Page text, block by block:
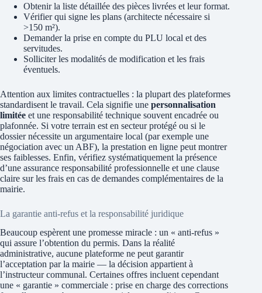
Obtenir la liste détaillée des pièces livrées et leur format.
Vérifier qui signe les plans (architecte nécessaire si
>150 m²).
Demander la prise en compte du PLU local et des
servitudes.
Solliciter les modalités de modification et les frais
éventuels.
Attention aux limites contractuelles : la plupart des plateformes
standardisent le travail. Cela signifie une personnalisation
limitée et une responsabilité technique souvent encadrée ou
plafonnée. Si votre terrain est en secteur protégé ou si le
dossier nécessite un argumentaire local (par exemple une
négociation avec un ABF), la prestation en ligne peut montrer
ses faiblesses. Enfin, vérifiez systématiquement la présence
d’une assurance responsabilité professionnelle et une clause
claire sur les frais en cas de demandes complémentaires de la
mairie.
La garantie anti-refus et la responsabilité juridique
Beaucoup espèrent une promesse miracle : un « anti-refus »
qui assure l’obtention du permis. Dans la réalité
administrative, aucune plateforme ne peut garantir
l’acceptation par la mairie — la décision appartient à
l’instructeur communal. Certaines offres incluent cependant
une « garantie » commerciale : prise en charge des corrections